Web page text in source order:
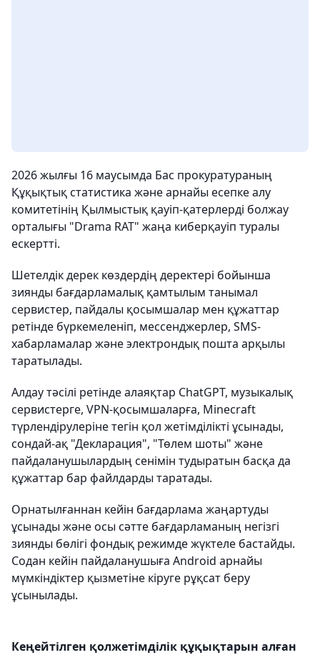
2026 жылғы 16 маусымда Бас прокуратураның
Құқықтық статистика және арнайы есепке алу
комитетінің Қылмыстық қауіп-қатерлерді болжау
орталығы "Drama RAT" жаңа киберқауіп туралы
ескертті.
Шетелдік дерек көздердің деректері бойынша
зиянды бағдарламалық қамтылым танымал
сервистер, пайдалы қосымшалар мен құжаттар
ретінде бүркемеленіп, мессенджерлер, SMS-
хабарламалар және электрондық пошта арқылы
таратылады.
Алдау тәсілі ретінде алаяқтар ChatGPT, музыкалық
сервистерге, VPN-қосымшаларға, Minecraft
түрлендірулеріне тегін қол жетімділікті ұсынады,
сондай-ақ "Декларация", "Төлем шоты" және
пайдаланушылардың сенімін тудыратын басқа да
құжаттар бар файлдарды таратады.
Орнатылғаннан кейін бағдарлама жаңартуды
ұсынады және осы сәтте бағдарламаның негізгі
зиянды бөлігі фондық режимде жүктеле бастайды.
Содан кейін пайдаланушыға Android арнайы
мүмкіндіктер қызметіне кіруге рұқсат беру
ұсынылады.
Кеңейтілген қолжетімділік құқықтарын алған